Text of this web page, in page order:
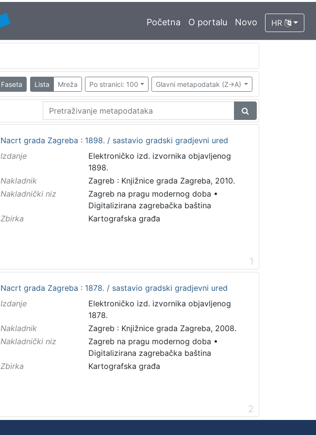
Početna O portalu Novo HR
Faseta Lista Mreža Po stranici: 100 Glavni metapodatak (Z->A)
Nacrt grada Zagreba : 1898. / sastavio gradski gradjevni ured
Izdanje
Elektroničko izd. izvornika objavljenog
1898.
Nakladnik
Zagreb : Knjižnice grada Zagreba, 2010.
Nakladnički niz
Zagreb na pragu modernog doba •
Digitalizirana zagrebačka baština
Zbirka
Kartografska građa
1
Nacrt grada Zagreba : 1878. / sastavio gradski gradjevni ured
Izdanje
Elektroničko izd. izvornika objavljenog
1878.
Nakladnik
Zagreb : Knjižnice grada Zagreba, 2008.
Nakladnički niz
Zagreb na pragu modernog doba •
Digitalizirana zagrebačka baština
Zbirka
Kartografska građa
2